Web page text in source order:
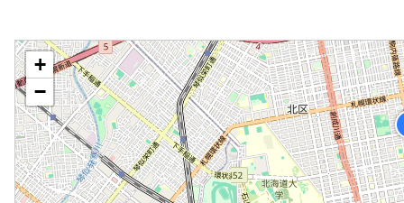
インパ-キングをご
利用下さい。／
◆
+
−